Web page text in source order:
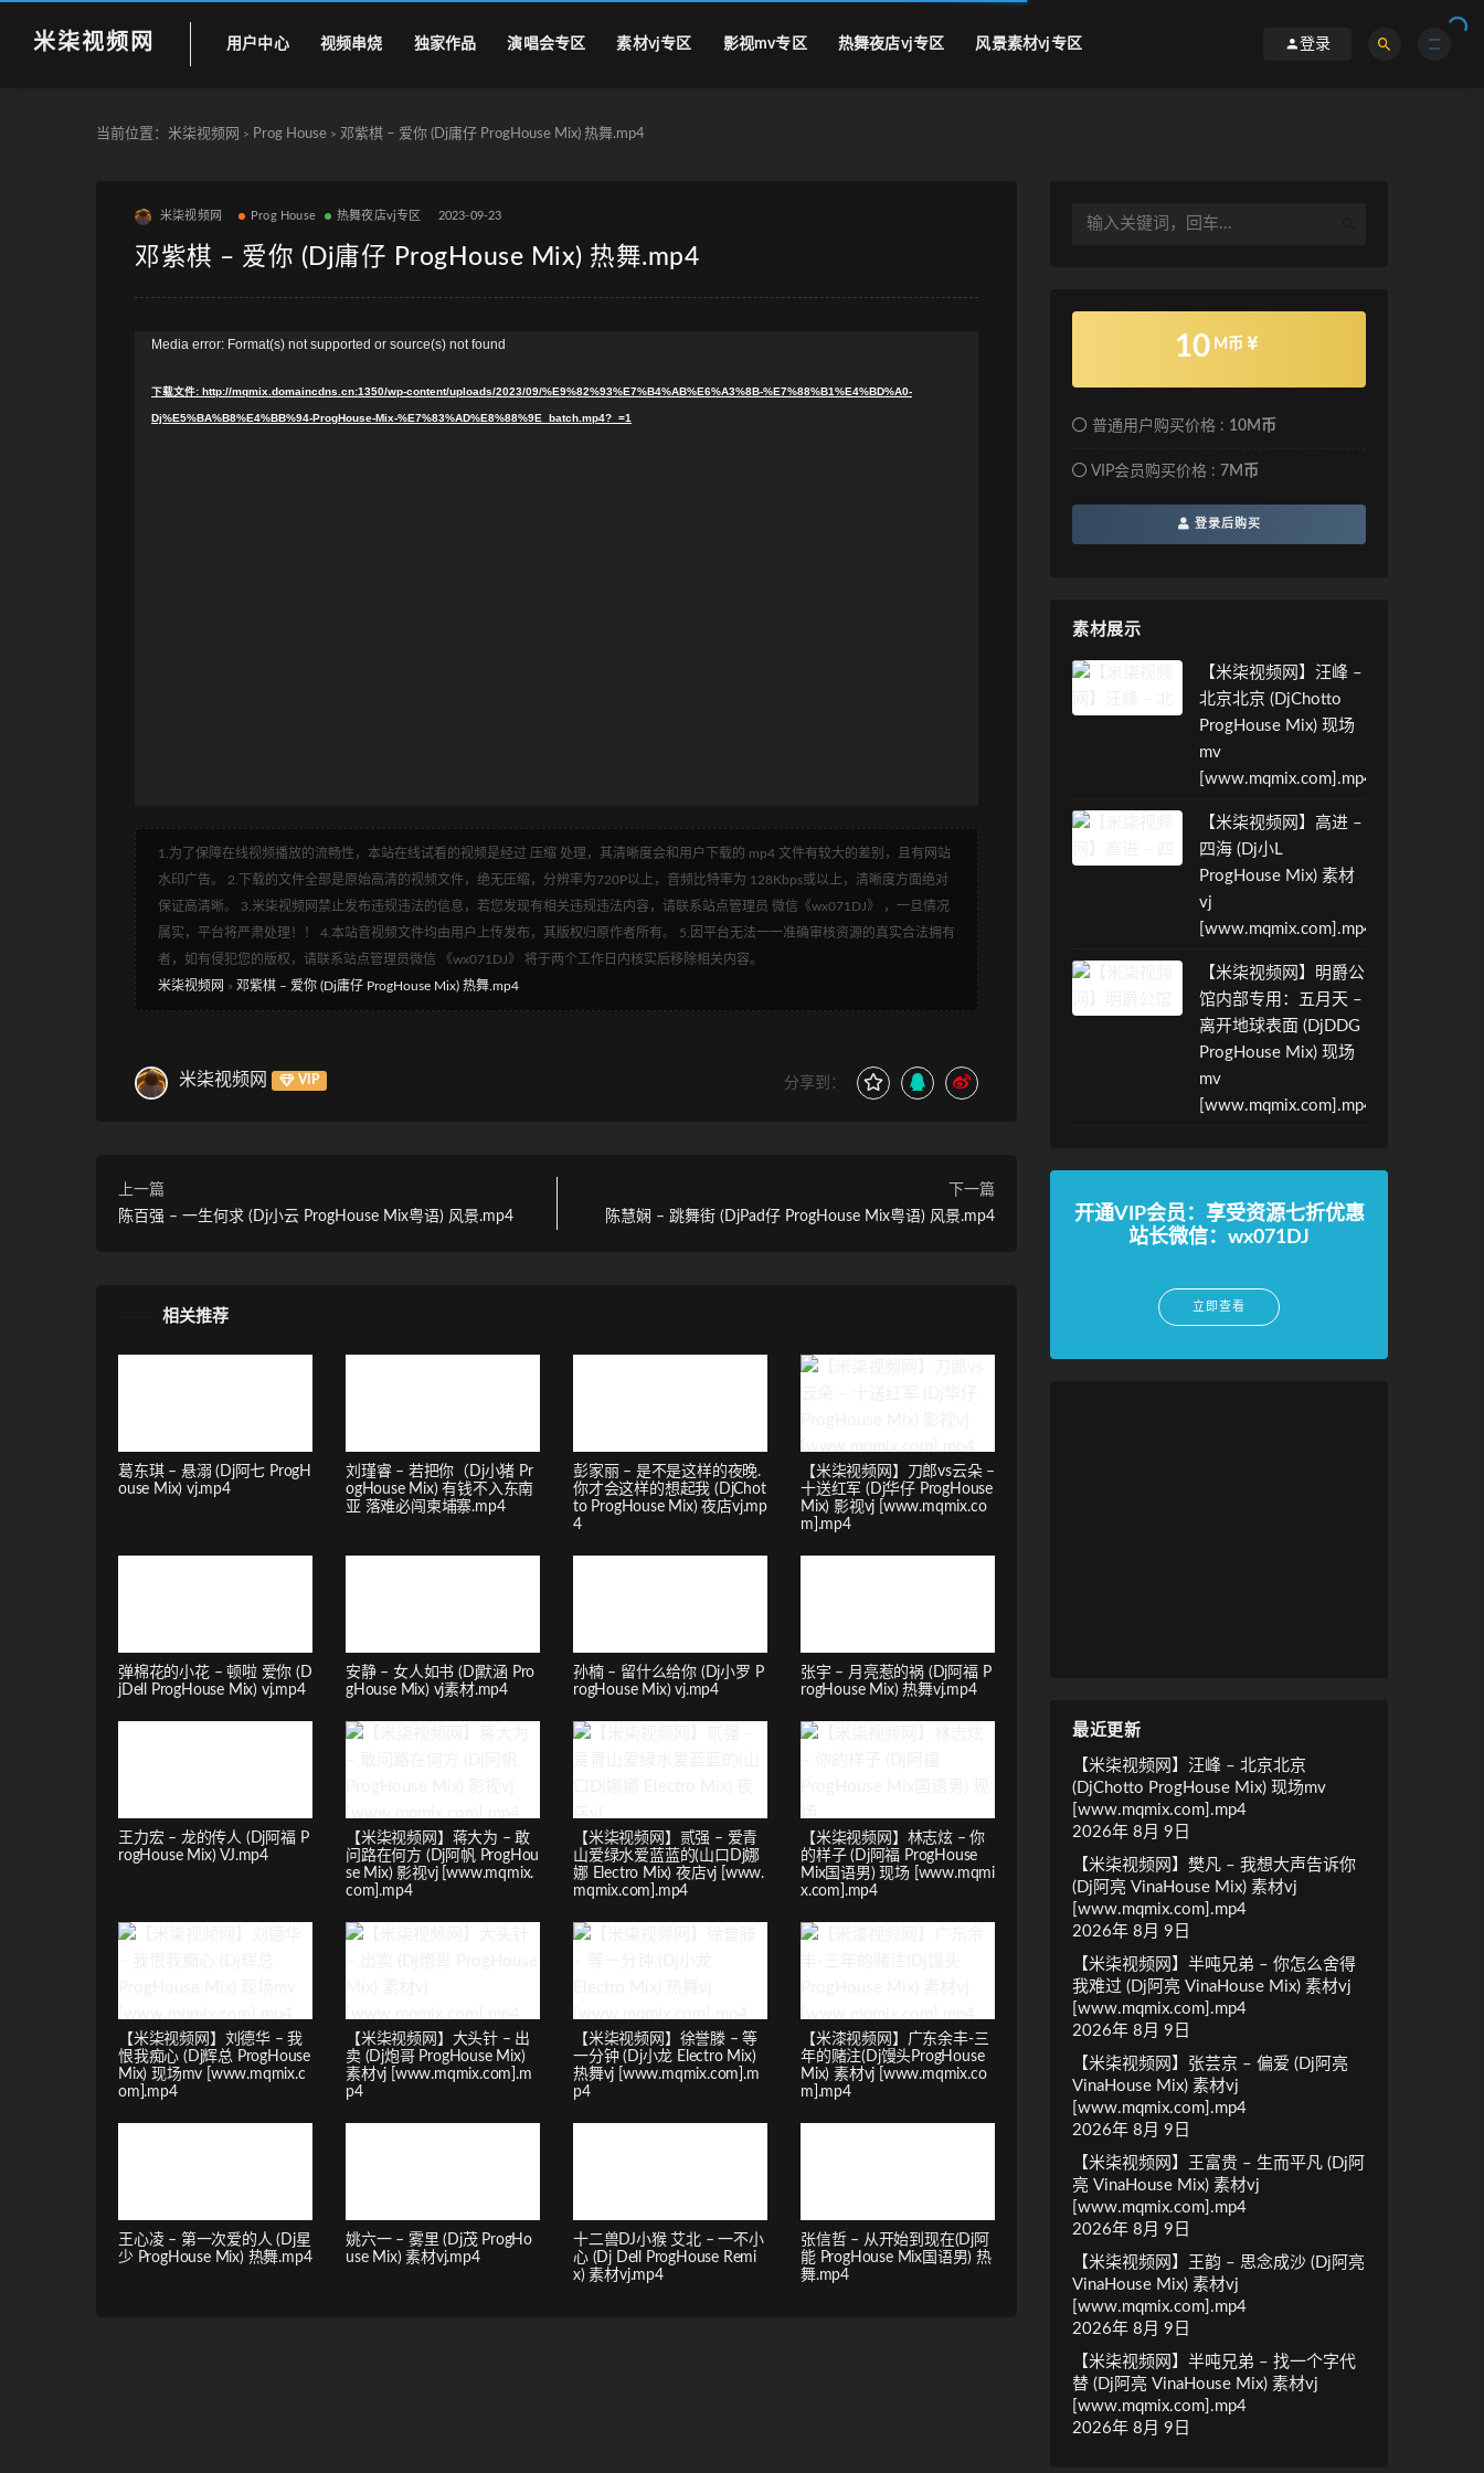
米柒视频网 用户中心 视频串烧 独家作品 演唱会专区 素材vj专区 影视mv专区 热舞夜店vj专区 风景素材vj专区 登录
当前位置： 米柒视频网 > Prog House > 邓紫棋 – 爱你 (Dj庸仔 ProgHouse Mix) 热舞.mp4
米柒视频网 Prog House 热舞夜店vj专区 2023-09-23
邓紫棋 – 爱你 (Dj庸仔 ProgHouse Mix) 热舞.mp4
Media error: Format(s) not supported or source(s) not found
下载文件: http://mqmix.domaincdns.cn:1350/wp-content/uploads/2023/09/%E9%82%93%E7%B4%AB%E6%A3%8B-%E7%88%B1%E4%BD%A0-
Dj%E5%BA%B8%E4%BB%94-ProgHouse-Mix-%E7%83%AD%E8%88%9E_batch.mp4?_=1
1.为了保障在线视频播放的流畅性，本站在线试看的视频是经过 压缩 处理，其清晰度会和用户下载的 mp4 文件有较大的差别，且有网站
水印广告。 2.下载的文件全部是原始高清的视频文件，绝无压缩，分辨率为720P以上，音频比特率为 128Kbps或以上，清晰度方面绝对
保证高清晰。 3.米柒视频网禁止发布违规违法的信息，若您发现有相关违规违法内容，请联系站点管理员 微信《wx071DJ》 ，一旦情况
属实，平台将严肃处理！！ 4.本站音视频文件均由用户上传发布，其版权归原作者所有。 5.因平台无法一一准确审核资源的真实合法拥有
者，如有侵犯您的版权，请联系站点管理员微信 《wx071DJ》 将于两个工作日内核实后移除相关内容。
米柒视频网 » 邓紫棋 – 爱你 (Dj庸仔 ProgHouse Mix) 热舞.mp4
米柒视频网 VIP 分享到：
上一篇
陈百强 – 一生何求 (Dj小云 ProgHouse Mix粤语) 风景.mp4
下一篇
陈慧娴 – 跳舞街 (DjPad仔 ProgHouse Mix粤语) 风景.mp4
相关推荐
葛东琪 – 悬溺 (Dj阿七 ProgH
ouse Mix) vj.mp4
刘瑾睿 – 若把你（Dj小猪 Pr
ogHouse Mix) 有钱不入东南
亚 落难必闯柬埔寨.mp4
彭家丽 – 是不是这样的夜晚.
你才会这样的想起我 (DjChot
to ProgHouse Mix) 夜店vj.mp
4
【米柒视频网】刀郎vs云朵 –
十送红军 (Dj华仔 ProgHouse
Mix) 影视vj [www.mqmix.co
m].mp4
弹棉花的小花 – 顿啦 爱你 (D
jDell ProgHouse Mix) vj.mp4
安静 – 女人如书 (Dj默涵 Pro
gHouse Mix) vj素材.mp4
孙楠 – 留什么给你 (Dj小罗 P
rogHouse Mix) vj.mp4
张宇 – 月亮惹的祸 (Dj阿福 P
rogHouse Mix) 热舞vj.mp4
王力宏 – 龙的传人 (Dj阿福 P
rogHouse Mix) VJ.mp4
【米柒视频网】蒋大为 – 敢
问路在何方 (Dj阿帆 ProgHou
se Mix) 影视vj [www.mqmix.
com].mp4
【米柒视频网】贰强 – 爱青
山爱绿水爱蓝蓝的(山口Dj娜
娜 Electro Mix) 夜店vj [www.
mqmix.com].mp4
【米柒视频网】林志炫 – 你
的样子 (Dj阿福 ProgHouse
Mix国语男) 现场 [www.mqmi
x.com].mp4
【米柒视频网】刘德华 – 我
恨我痴心 (Dj辉总 ProgHouse
Mix) 现场mv [www.mqmix.c
om].mp4
【米柒视频网】大头针 – 出
卖 (Dj炮哥 ProgHouse Mix)
素材vj [www.mqmix.com].m
p4
【米柒视频网】徐誉滕 – 等
一分钟 (Dj小龙 Electro Mix)
热舞vj [www.mqmix.com].m
p4
【米漆视频网】广东余丰-三
年的赌注(Dj馒头ProgHouse
Mix) 素材vj [www.mqmix.co
m].mp4
王心凌 – 第一次爱的人 (Dj星
少 ProgHouse Mix) 热舞.mp4
姚六一 – 雾里 (Dj茂 ProgHo
use Mix) 素材vj.mp4
十二兽DJ小猴 艾北 – 一不小
心 (Dj Dell ProgHouse Remi
x) 素材vj.mp4
张信哲 – 从开始到现在(Dj阿
能 ProgHouse Mix国语男) 热
舞.mp4
10 M币
普通用户购买价格 : 10M币
VIP会员购买价格 : 7M币
登录后购买
素材展示
【米柒视频网】汪峰 –
北京北京 (DjChotto
ProgHouse Mix) 现场
mv
[www.mqmix.com].mp4
【米柒视频网】高进 –
四海 (Dj小L
ProgHouse Mix) 素材
vj
[www.mqmix.com].mp4
【米柒视频网】明爵公
馆内部专用：五月天 –
离开地球表面 (DjDDG
ProgHouse Mix) 现场
mv
[www.mqmix.com].mp4
开通VIP会员：享受资源七折优惠
站长微信：wx071DJ
立即查看
最近更新
【米柒视频网】汪峰 – 北京北京
(DjChotto ProgHouse Mix) 现场mv
[www.mqmix.com].mp4
2026年 8月 9日
【米柒视频网】樊凡 – 我想大声告诉你
(Dj阿亮 VinaHouse Mix) 素材vj
[www.mqmix.com].mp4
2026年 8月 9日
【米柒视频网】半吨兄弟 – 你怎么舍得
我难过 (Dj阿亮 VinaHouse Mix) 素材vj
[www.mqmix.com].mp4
2026年 8月 9日
【米柒视频网】张芸京 – 偏爱 (Dj阿亮
VinaHouse Mix) 素材vj
[www.mqmix.com].mp4
2026年 8月 9日
【米柒视频网】王富贵 – 生而平凡 (Dj阿
亮 VinaHouse Mix) 素材vj
[www.mqmix.com].mp4
2026年 8月 9日
【米柒视频网】王韵 – 思念成沙 (Dj阿亮
VinaHouse Mix) 素材vj
[www.mqmix.com].mp4
2026年 8月 9日
【米柒视频网】半吨兄弟 – 找一个字代
替 (Dj阿亮 VinaHouse Mix) 素材vj
[www.mqmix.com].mp4
2026年 8月 9日